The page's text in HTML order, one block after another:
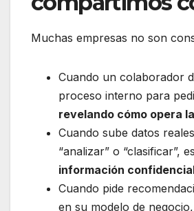
Muchas empresas no son
Cuando un colaborador
proceso interno para
revelando cómo opera
Cuando sube datos
“analizar” o “clasificar”,
información
Cuando pide
en su modelo de